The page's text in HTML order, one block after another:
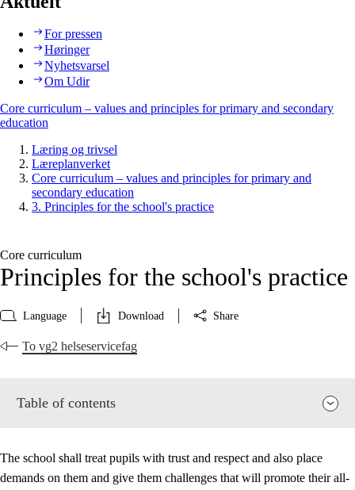
For pressen
Høringer
Nyhetsvarsel
Om Udir
Core curriculum – values and principles for primary and secondary
education
Læring og trivsel
Læreplanverket
Core curriculum – values and principles for primary and
secondary education
3. Principles for the school's practice
Core curriculum
Principles for the school's practice
Language Download Share
To vg2 helseservicefag
Table of contents
The school shall treat pupils with trust and respect and also place
demands on them and give them challenges that will promote their all-